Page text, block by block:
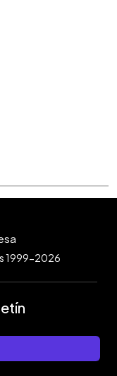
1999-2026